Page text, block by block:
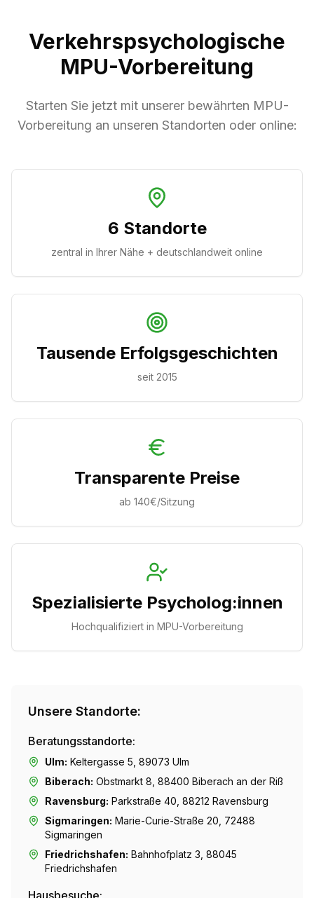
Verkehrspsychologische
MPU-Vorbereitung
Starten Sie jetzt mit unserer bewährten MPU-
Vorbereitung an unseren Standorten oder online:
6 Standorte
zentral in Ihrer Nähe + deutschlandweit online
Tausende Erfolgsgeschichten
seit 2015
Transparente Preise
ab 140€/Sitzung
Spezialisierte Psycholog:innen
Hochqualifiziert in MPU-Vorbereitung
Unsere Standorte:
Beratungsstandorte:
Ulm: Keltergasse 5, 89073 Ulm
Biberach: Obstmarkt 8, 88400 Biberach an der Riß
Ravensburg: Parkstraße 40, 88212 Ravensburg
Sigmaringen: Marie-Curie-Straße 20, 72488
Sigmaringen
Friedrichshafen: Bahnhofplatz 3, 88045
Friedrichshafen
Hausbesuche: